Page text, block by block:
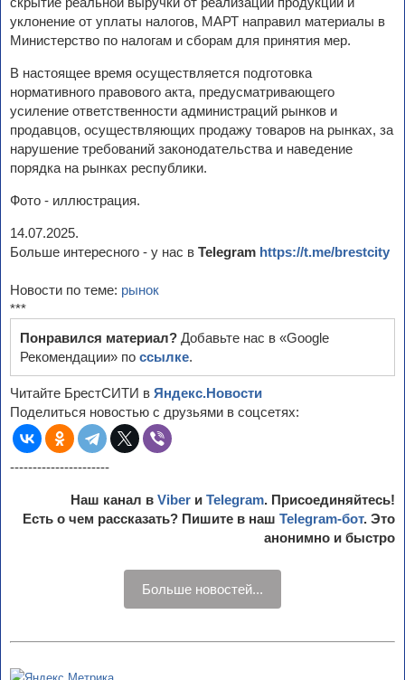
уклонение от уплаты налогов, МАРТ направил материалы в
Министерство по налогам и сборам для принятия мер.
В настоящее время осуществляется подготовка
нормативного правового акта, предусматривающего
усиление ответственности администраций рынков и
продавцов, осуществляющих продажу товаров на рынках, за
нарушение требований законодательства и наведение
порядка на рынках республики.
Фото - иллюстрация.
14.07.2025.
Больше интересного - у нас в Telegram https://t.me/brestcity
Новости по теме: рынок
***
Понравился материал? Добавьте нас в «Google
Рекомендации» по ссылке.
Читайте БрестСИТИ в Яндекс.Новости
Поделиться новостью с друзьями в соцсетях:
----------------------
Наш канал в Viber и Telegram. Присоединяйтесь!
Есть о чем рассказать? Пишите в наш Telegram-бот. Это
анонимно и быстро
Больше новостей...